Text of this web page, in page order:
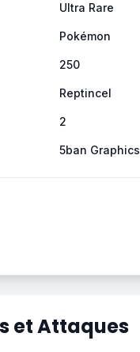
Ultra Rare
Pokémon
250
Reptincel
2
5ban Graphics
et Attaques